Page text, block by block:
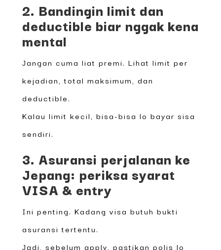
2. Bandingin limit dan
deductible biar nggak kena
mental
Jangan cuma liat premi. Lihat limit per
kejadian, total maksimum, dan
deductible.
Kalau limit kecil, bisa-bisa lo bayar sisa
sendiri.
3. Asuransi perjalanan ke
Jepang: periksa syarat
VISA & entry
Ini penting. Kadang visa butuh bukti
asuransi tertentu.
Jadi, sebelum apply, pastikan polis lo